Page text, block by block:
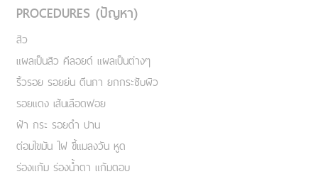
PROCEDURES (ปัญหา)
สิว
แผลเป็นสิว คีลอยด์ แผลเป็นต่างๆ
ริ้วรอย รอยย่น ตีนกา ยกกระชับผิว
รอยแดง เส้นเลือดฟอย
ฝ้า กระ รอยดำ ปาน
ต่อมไขมัน ไฝ ขี้แมลงวัน หูด
ร่องแก้ม ร่องน้ำตา แก้มตอบ